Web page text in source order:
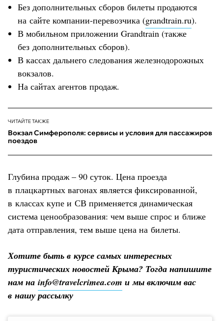
Без дополнительных сборов билеты продаются
на сайте компании-перевозчика (grandtrain.ru).
В мобильном приложении Grandtrain (также
без дополнительных сборов).
В кассах дальнего следования железнодорожных
вокзалов.
На сайтах агентов продаж.
ЧИТАЙТЕ ТАКЖЕ
Вокзал Симферополя: сервисы и условия для пассажиров
поездов
Глубина продаж – 90 суток. Цена проезда
в плацкартных вагонах является фиксированной,
в классах купе и СВ применяется динамическая
система ценообразования: чем выше спрос и ближе
дата отправления, тем выше цена на билеты.
Хотите быть в курсе самых интересных
туристических новостей Крыма? Тогда напишите
нам на info@travelcrimea.com и мы включим вас
в нашу рассылку